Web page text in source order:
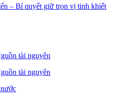
– Bí quyết giữ trọn vị tinh khiết
tài nguyên
tài nguyên